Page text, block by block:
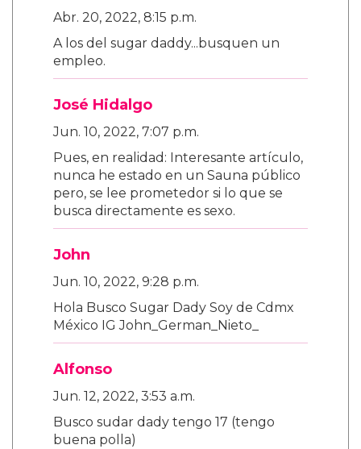
Abr. 20, 2022, 8:15 p.m.
A los del sugar daddy...busquen un
empleo.
José Hidalgo
Jun. 10, 2022, 7:07 p.m.
Pues, en realidad: Interesante artículo,
nunca he estado en un Sauna público
pero, se lee prometedor si lo que se
busca directamente es sexo.
John
Jun. 10, 2022, 9:28 p.m.
Hola Busco Sugar Dady Soy de Cdmx
México IG John_German_Nieto_
Alfonso
Jun. 12, 2022, 3:53 a.m.
Busco sudar dady tengo 17 (tengo
buena polla)